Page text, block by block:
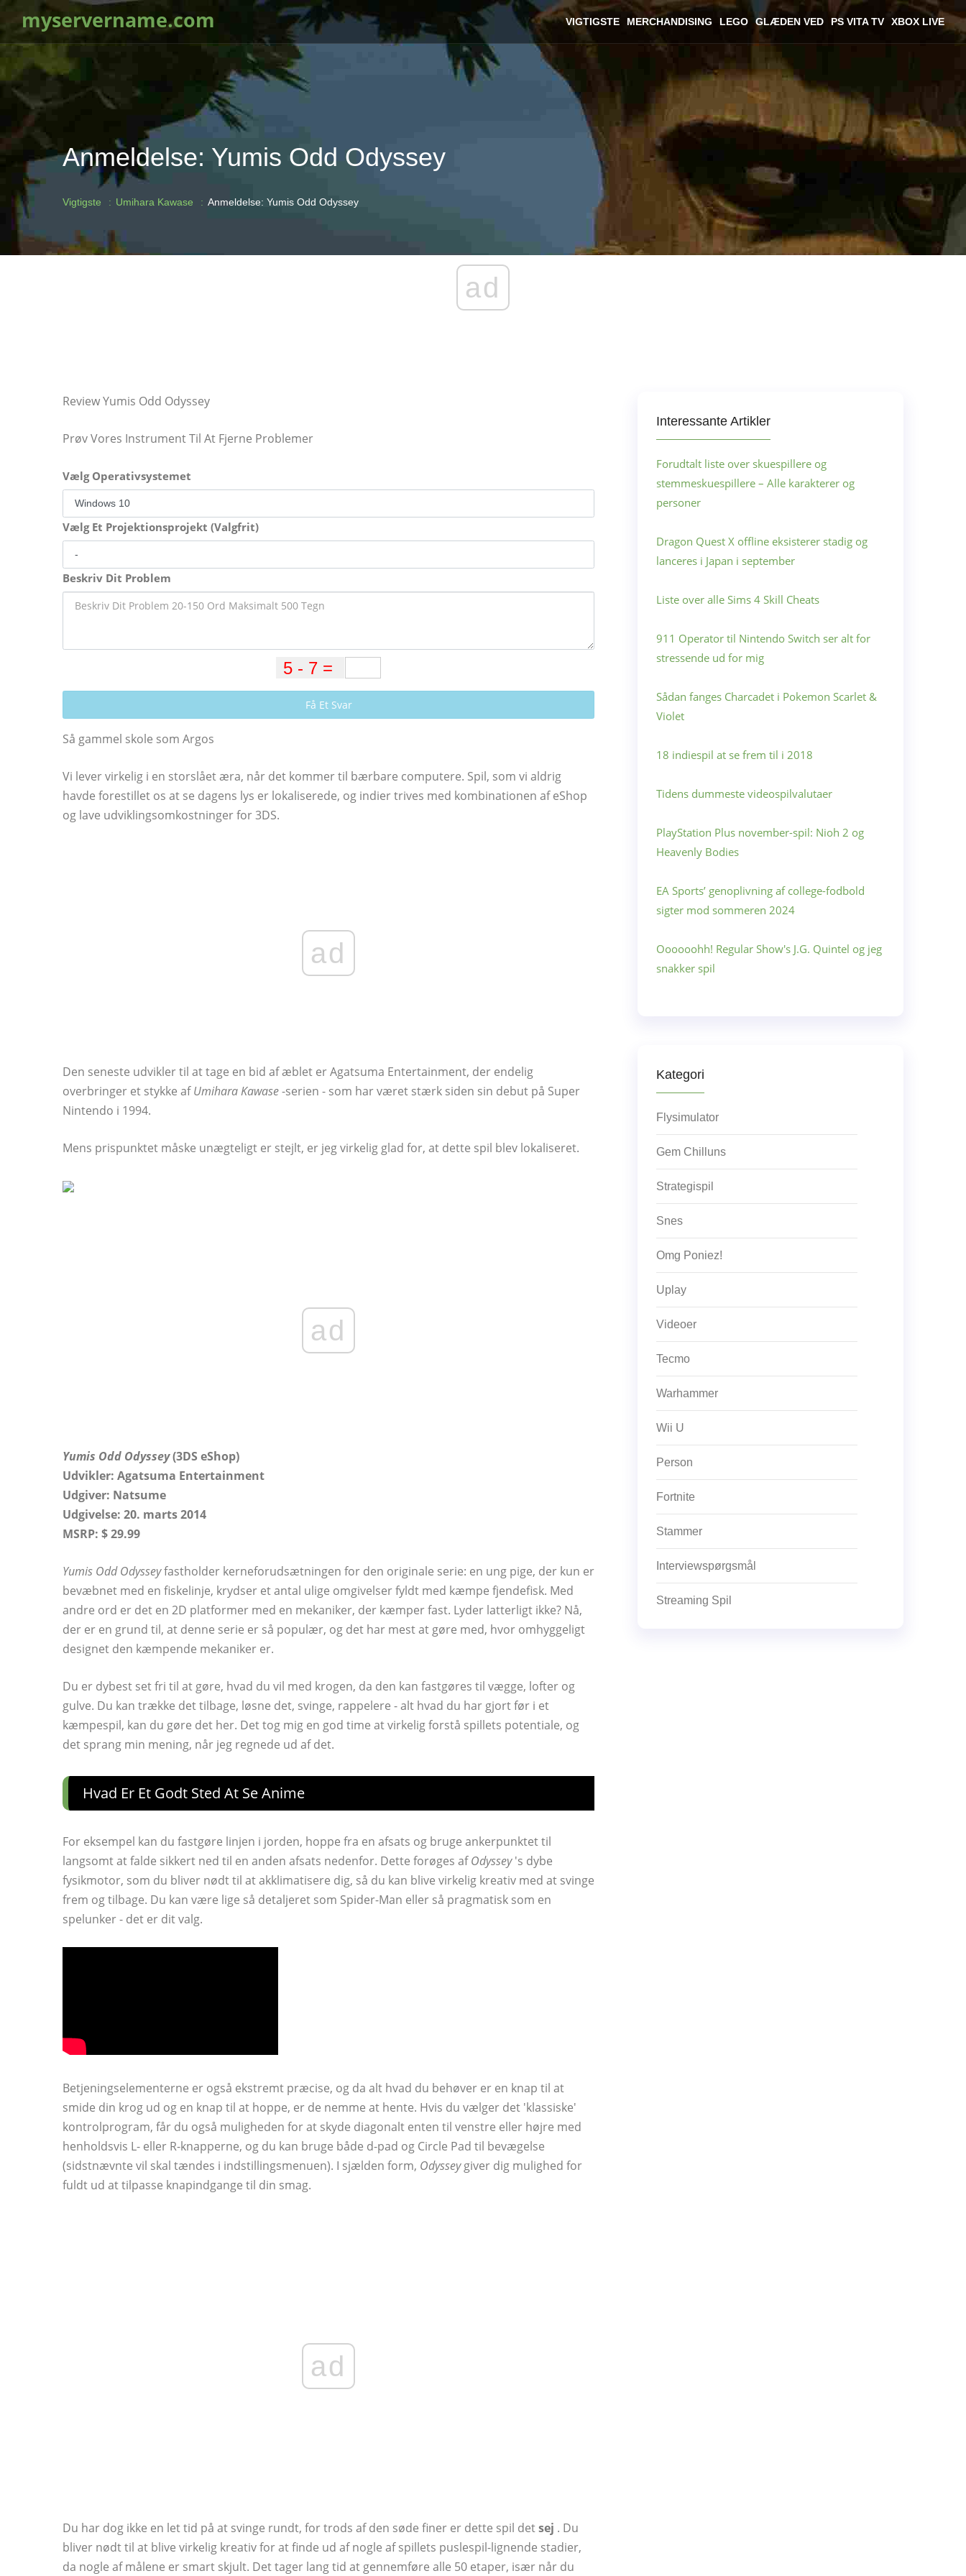
myservername.com VIGTIGSTE MERCHANDISING LEGO GLÆDEN VED PS VITA TV XBOX LIVE
Anmeldelse: Yumis Odd Odyssey
Vigtigste Umihara Kawase Anmeldelse: Yumis Odd Odyssey
ad
Review Yumis Odd Odyssey
Prøv Vores Instrument Til At Fjerne Problemer
Vælg Operativsystemet
Vælg Et Projektionsprojekt (Valgfrit)
Beskriv Dit Problem
Få Et Svar
Så gammel skole som Argos
Vi lever virkelig i en storslået æra, når det kommer til bærbare computere. Spil, som vi aldrig
havde forestillet os at se dagens lys er lokaliserede, og indier trives med kombinationen af ​​eShop
og lave udviklingsomkostninger for 3DS.
ad
Den seneste udvikler til at tage en bid af æblet er Agatsuma Entertainment, der endelig
overbringer et stykke afUmihara Kawase-serien - som har været stærk siden sin debut på Super
Nintendo i 1994.
Mens prispunktet måske unægteligt er stejlt, er jeg virkelig glad for, at dette spil blev lokaliseret.
ad
Yumis Odd Odyssey(3DS eShop)
Udvikler: Agatsuma Entertainment
Udgiver: Natsume
Udgivelse: 20. marts 2014
MSRP: $ 29.99
Yumis Odd Odysseyfastholder kerneforudsætningen for den originale serie: en ung pige, der kun er
bevæbnet med en fiskelinje, krydser et antal ulige omgivelser fyldt med kæmpe fjendefisk. Med
andre ord er det en 2D platformer med en mekaniker, der kæmper fast. Lyder latterligt ikke? Nå,
der er en grund til, at denne serie er så populær, og det har mest at gøre med, hvor omhyggeligt
designet den kæmpende mekaniker er.
Du er dybest set fri til at gøre, hvad du vil med krogen, da den kan fastgøres til vægge, lofter og
gulve. Du kan trække det tilbage, løsne det, svinge, rappelere - alt hvad du har gjort før i et
kæmpespil, kan du gøre det her. Det tog mig en god time at virkelig forstå spillets potentiale, og
det sprang min mening, når jeg regnede ud af det.
Hvad Er Et Godt Sted At Se Anime
For eksempel kan du fastgøre linjen i jorden, hoppe fra en afsats og bruge ankerpunktet til
langsomt at falde sikkert ned til en anden afsats nedenfor. Dette forøges afOdyssey's dybe
fysikmotor, som du bliver nødt til at akklimatisere dig, så du kan blive virkelig kreativ med at svinge
frem og tilbage. Du kan være lige så detaljeret som Spider-Man eller så pragmatisk som en
spelunker - det er dit valg.
Betjeningselementerne er også ekstremt præcise, og da alt hvad du behøver er en knap til at
smide din krog ud og en knap til at hoppe, er de nemme at hente. Hvis du vælger det 'klassiske'
kontrolprogram, får du også muligheden for at skyde diagonalt enten til venstre eller højre med
henholdsvis L- eller R-knapperne, og du kan bruge både d-pad og Circle Pad til bevægelse
(sidstnævnte vil skal tændes i indstillingsmenuen). I sjælden form, Odysseygiver dig mulighed for
fuldt ud at tilpasse knapindgange til din smag.
ad
Du har dog ikke en let tid på at svinge rundt, for trods af den søde finer er dette spil detsej . Du
bliver nødt til at blive virkelig kreativ for at finde ud af nogle af spillets puslespil-lignende stadier,
da nogle af målene er smart skjult. Det tager lang tid at gennemføre alle 50 etaper, især når du
Interessante Artikler
Forudtalt liste over skuespillere og
stemmeskuespillere – Alle karakterer og
personer
Dragon Quest X offline eksisterer stadig og
lanceres i Japan i september
Liste over alle Sims 4 Skill Cheats
911 Operator til Nintendo Switch ser alt for
stressende ud for mig
Sådan fanges Charcadet i Pokemon Scarlet &
Violet
18 indiespil at se frem til i 2018
Tidens dummeste videospilvalutaer
PlayStation Plus november-spil: Nioh 2 og
Heavenly Bodies
EA Sports’ genoplivning af college-fodbold
sigter mod sommeren 2024
Oooooohh! Regular Show's J.G. Quintel og jeg
snakker spil
Kategori
Flysimulator
Gem Chilluns
Strategispil
Snes
Omg Poniez!
Uplay
Videoer
Tecmo
Warhammer
Wii U
Person
Fortnite
Stammer
Interviewspørgsmål
Streaming Spil